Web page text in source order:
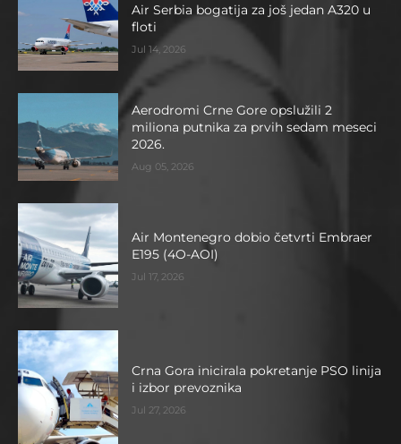
Air Serbia bogatija za još jedan A320 u
floti
Jul 14, 2026
Aerodromi Crne Gore opslužili 2
miliona putnika za prvih sedam meseci
2026.
Aug 05, 2026
Air Montenegro dobio četvrti Embraer
E195 (4O-AOI)
Jul 17, 2026
Crna Gora inicirala pokretanje PSO linija
i izbor prevoznika
Jul 27, 2026